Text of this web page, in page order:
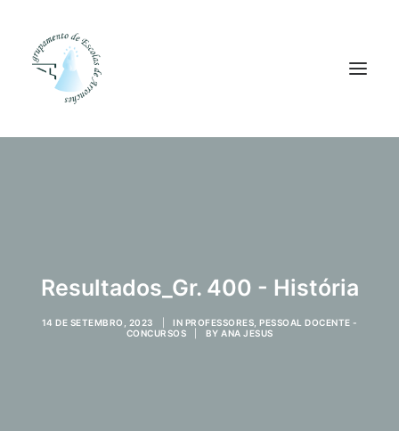
Resultados_Gr. 400 - História
14 DE SETEMBRO, 2023 IN PROFESSORES PESSOAL DOCENTE -
CONCURSOS
BY ANA JESUS